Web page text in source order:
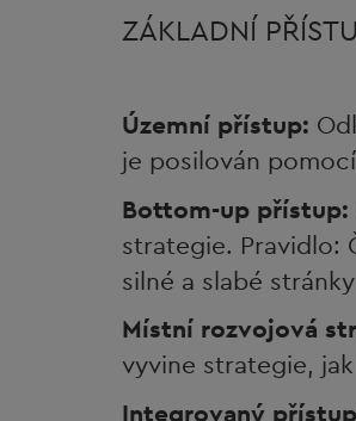
ZÁKLADNÍ
Územní přístup:
je posilován
Bottom-up přístup:
strategie. Pravidlo:
silné a slabé
Místní rozvojová
vyvine strategie,
Integrovaný